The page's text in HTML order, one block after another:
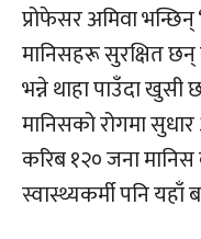
प्रोफेसर अमिवा
मानिसहरू सुरक्षित
भन्ने थाहा पाउँदा
मानिसको रोगमा
करिब १२० जना
स्वास्थ्यकर्मी पनि यहाँ